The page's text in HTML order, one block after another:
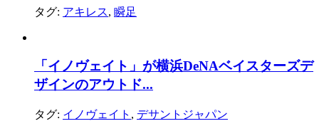
タグ: アキレス, 瞬足
「イノヴェイト」が横浜DeNAベイスターズデ
ザインのアウトド...
タグ: イノヴェイト , デサントジャパン